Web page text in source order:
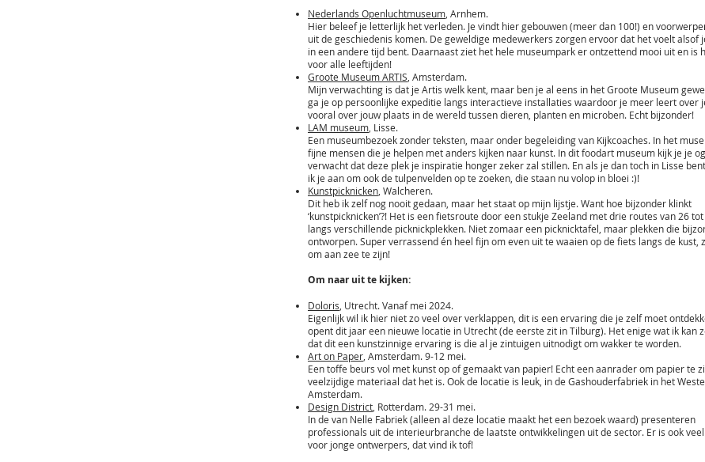
Nederlands Openluchtmuseum , Arnhem.
Hier beleef je letterlijk het verleden. Je vindt hier gebouwen (meer dan 100!) en
uit de geschiedenis komen. De geweldige medewerkers zorgen ervoor dat het voelt alsof
in een andere tijd bent. Daarnaast ziet het hele museumpark er ontzettend mooi uit en is
voor alle leeftijden!
Groote Museum ARTIS , Amsterdam.
Mijn verwachting is dat je Artis welk kent, maar ben je al eens in het Groote Museum
ga je op persoonlijke expeditie langs interactieve installaties waardoor je meer leert over
vooral over jouw plaats in de wereld tussen dieren, planten en microben. Echt bijzonder!
LAM museum , Lisse.
Een museumbezoek zonder teksten, maar onder begeleiding van Kijkcoaches. In het
fijne mensen die je helpen met anders kijken naar kunst. In dit foodart museum kijk je je
verwacht dat deze plek je inspiratie honger zeker zal stillen. En als je dan toch in Lisse
ik je aan om ook de tulpenvelden op te zoeken, die staan nu volop in bloei :)!
Kunstpicknicken , Walcheren.
Dit heb ik zelf nog nooit gedaan, maar het staat op mijn lijstje. Want hoe bijzonder klinkt
‘kunstpicknicken’?! Het is een fietsroute door een stukje Zeeland met drie routes van 26
langs verschillende picknickplekken. Niet zomaar een picknicktafel, maar plekken die
ontworpen. Super verrassend én heel fijn om even uit te waaien op de fiets langs de kust,
om aan zee te zijn!
Om naar uit te kijken:
Doloris , Utrecht. Vanaf mei 2024.
Eigenlijk wil ik hier niet zo veel over verklappen, dit is een ervaring die je zelf moet
opent dit jaar een nieuwe locatie in Utrecht (de eerste zit in Tilburg). Het enige wat ik kan
dat dit een kunstzinnige ervaring is die al je zintuigen uitnodigt om wakker te worden.
Art on Paper , Amsterdam. 9-12 mei.
Een toffe beurs vol met kunst op of gemaakt van papier! Echt een aanrader om papier te
veelzijdige materiaal dat het is. Ook de locatie is leuk, in de Gashouderfabriek in het
Amsterdam.
Design District , Rotterdam. 29-31 mei.
In de van Nelle Fabriek (alleen al deze locatie maakt het een bezoek waard) presenteren
professionals uit de interieurbranche de laatste ontwikkelingen uit de sector. Er is ook
voor jonge ontwerpers, dat vind ik tof!